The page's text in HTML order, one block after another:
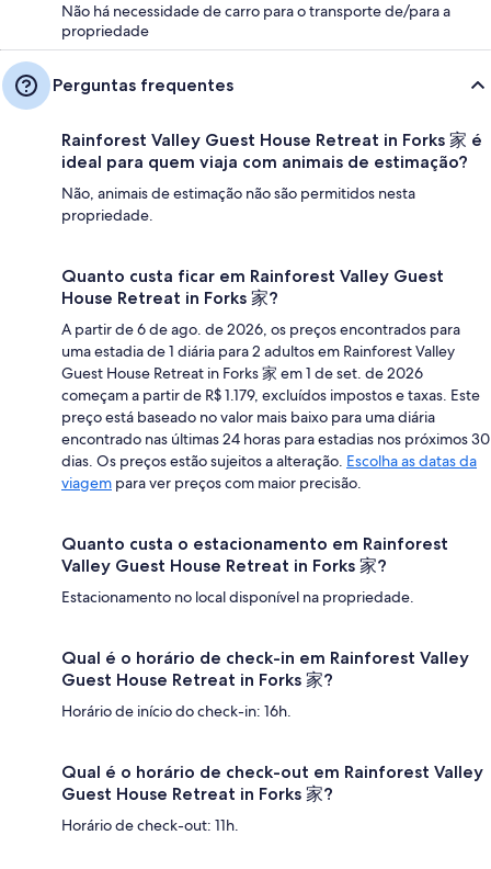
Não há necessidade de carro para o transporte de/para a
propriedade
Perguntas frequentes
Rainforest Valley Guest House Retreat in Forks 家 é
ideal para quem viaja com animais de estimação?
Não, animais de estimação não são permitidos nesta
propriedade.
Quanto custa ficar em Rainforest Valley Guest
House Retreat in Forks 家?
A partir de 6 de ago. de 2026, os preços encontrados para
uma estadia de 1 diária para 2 adultos em Rainforest Valley
Guest House Retreat in Forks 家 em 1 de set. de 2026
começam a partir de R$ 1.179, excluídos impostos e taxas. Este
preço está baseado no valor mais baixo para uma diária
encontrado nas últimas 24 horas para estadias nos próximos 30
dias. Os preços estão sujeitos a alteração. Escolha as datas da
viagem para ver preços com maior precisão.
Quanto custa o estacionamento em Rainforest
Valley Guest House Retreat in Forks 家?
Estacionamento no local disponível na propriedade.
Qual é o horário de check-in em Rainforest Valley
Guest House Retreat in Forks 家?
Horário de início do check-in: 16h.
Qual é o horário de check-out em Rainforest Valley
Guest House Retreat in Forks 家?
Horário de check-out: 11h.